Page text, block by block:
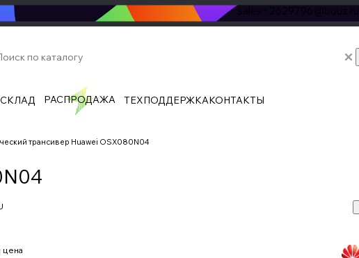
sales+2629796@bouz.ru
СКЛАД РАСПРОДАЖА ТЕХПОДДЕРЖКАКОНТАКТЫ
трансивер Huawei OSX080N04
цена